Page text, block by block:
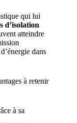
qui lui
d’isolation
atteindre
dans
à retenir
à sa